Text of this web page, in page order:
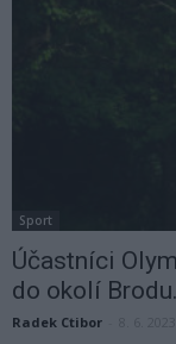
Sport
Účastníci
do okolí
Radek Ctibor